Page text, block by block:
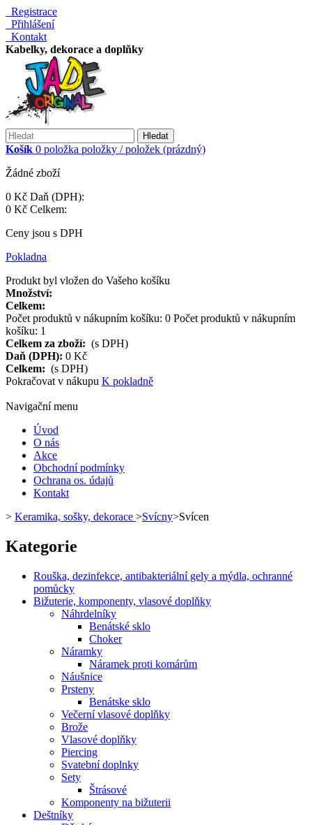
Registrace
Přihlášení
Kontakt
Kabelky, dekorace a doplňky
Hledat
Košík 0 položka položky / položek (prázdný)
Žádné zboží
0 Kč Daň (DPH):
0 Kč Celkem:
Ceny jsou s DPH
Pokladna
Produkt byl vložen do Vašeho košíku
Množství:
Celkem:
Počet produktů v nákupním košíku: 0 Počet produktů v nákupním
košíku: 1
Celkem za zboží: (s DPH)
Daň (DPH): 0 Kč
Celkem: (s DPH)
Pokračovat v nákupu K pokladně
Navigační menu
Úvod
O nás
Akce
Obchodní podmínky
Ochrana os. údajů
Kontakt
> Keramika, sošky, dekorace >Svícny>Svícen
Kategorie
Rouška, dezinfekce, antibakteriální gely a mýdla, ochranné
pomůcky
Bižuterie, komponenty, vlasové doplňky
Náhrdelníky
Benátské sklo
Choker
Náramky
Náramek proti komárům
Náušnice
Prsteny
Benátske sklo
Večerní vlasové doplňky
Brože
Vlasové doplňky
Piercing
Svatební doplnky
Sety
Štrásové
Komponenty na bižuterii
Deštníky